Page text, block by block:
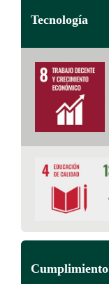
Tecnología
Cumplimiento